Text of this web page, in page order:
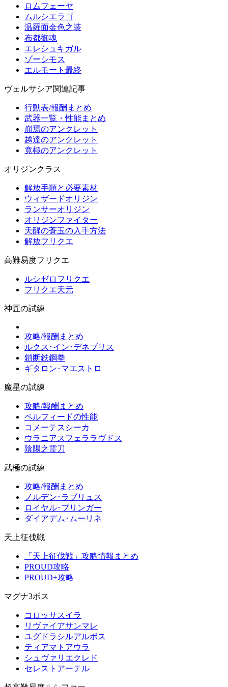
ロムフェーヤ
ムルシエラゴ
温羅面金色之装
布都御魂
エレシュキガル
ゾーシモス
エルモート最終
ヴェルサシア関連記事
行動表/報酬まとめ
武器一覧・性能まとめ
崩焉のアンクレット
越達のアンクレット
竟極のアンクレット
オリジンクラス
解放手順と必要素材
ウィザードオリジン
ランサーオリジン
オリジンファイター
天醒の蒼玉の入手方法
解放フリクエ
高難易度フリクエ
ルシゼロフリクエ
フリクエ天元
神匠の試練
攻略/報酬まとめ
ルクス･イン･デネブリス
鎖断鉄鋼拳
ギタロン･マエストロ
魔星の試練
攻略/報酬まとめ
ペルフィードの性能
コメーテスシーカ
ウラニアスフェララヴドス
陰陽之霊刀
武極の試練
攻略/報酬まとめ
ノルデン･ラブリュス
ロイヤル･ブリンガー
ダイアデム･ムーリネ
天上征伐戦
「天上征伐戦」攻略情報まとめ
PROUD攻略
PROUD+攻略
マグナ3ボス
コロッサスイラ
リヴァイアサンマレ
ユグドラシルアルボス
ティアマトアウラ
シュヴァリエクレド
セレストアーテル